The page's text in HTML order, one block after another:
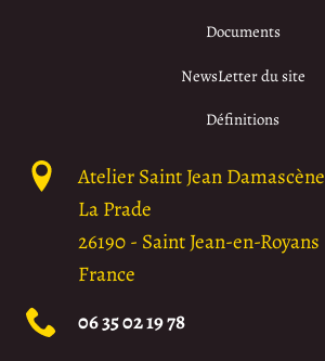
Documents
NewsLetter du site
Définitions
Atelier Saint Jean Damascène
La Prade
26190- Saint Jean-en-Royans
France
06 35 02 19 78